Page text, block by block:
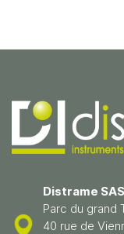
Distrame SAS
Parc du grand
40 rue de